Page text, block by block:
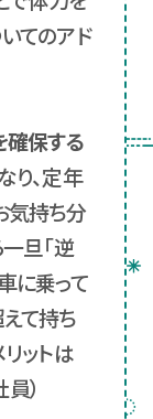
てのアド
確保する
り、定年
気持ち分
旦「逆
に乗って
て持ち
ットは
）